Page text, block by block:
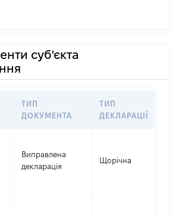
суб'єкта
ТИП
ДОКУМЕНТА
ТИП
ДЕКЛАРАЦІЇ
Виправлена
декларація
Щорічна